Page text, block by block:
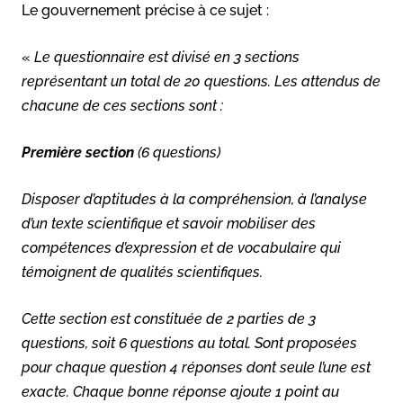
Le gouvernement précise à ce sujet :
« Le questionnaire est divisé en 3 sections
représentant un total de 20 questions. Les attendus de
chacune de ces sections sont :
Première section (6 questions)
Disposer d’aptitudes à la compréhension, à l’analyse
d’un texte scientifique et savoir mobiliser des
compétences d’expression et de vocabulaire qui
témoignent de qualités scientifiques.
Cette section est constituée de 2 parties de 3
questions, soit 6 questions au total. Sont proposées
pour chaque question 4 réponses dont seule l’une est
exacte. Chaque bonne réponse ajoute 1 point au